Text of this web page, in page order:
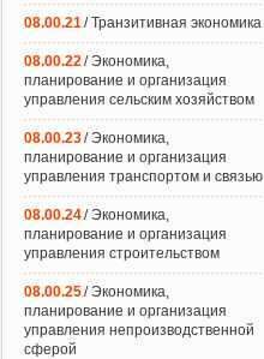
08.00.21/ Транзитивная экономика
08.00.22/ Экономика,
планирование и организация
управления сельским хозяйством
08.00.23/ Экономика,
планирование и организация
управления транспортом и связью
08.00.24/ Экономика,
планирование и организация
управления строительством
08.00.25/ Экономика,
планирование и организация
управления непроизводственной
сферой